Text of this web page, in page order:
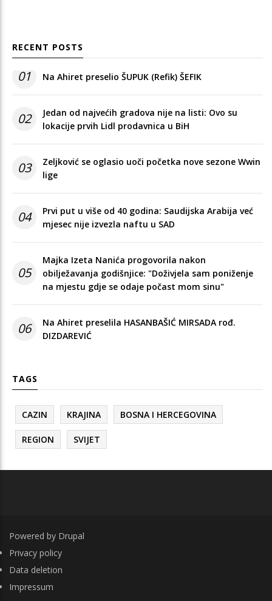
RECENT POSTS
01 Na Ahiret preselio ŠUPUK (Refik) ŠEFIK
02
Jedan od najvećih gradova nije na listi: Ovo su
lokacije prvih Lidl prodavnica u BiH
03
Zeljković se oglasio uoči početka nove sezone Wwin
lige
04
Prvi put u više od 40 godina: Saudijska Arabija već
mjesec nije izvezla naftu u SAD
05
Majka Izeta Nanića progovorila nakon
obilježavanja godišnjice: "Doživjela sam poniženje
na mjestu gdje se odaje počast mom sinu"
06
Na Ahiret preselila HASANBAŠIĆ MIRSADA rođ.
DIZDAREVIĆ
TAGS
CAZIN KRAJINA BOSNA I HERCEGOVINA
REGION SVIJET
Powered by Drupal
FOOTER
Privacy policy
Data deletion
Impressum